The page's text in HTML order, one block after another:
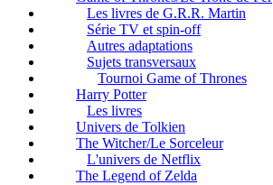
Les livres de G.R.R. Martin
Série TV et spin-off
Autres adaptations
Sujets transversaux
Tournoi Game of Thrones
Harry Potter
Les livres
Univers de Tolkien
The Witcher/Le Sorceleur
L'univers de Netflix
The Legend of Zelda